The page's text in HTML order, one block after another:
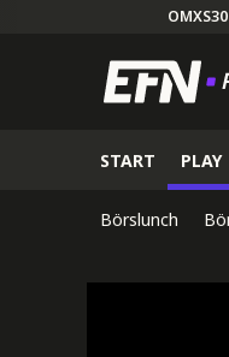
OMXS30
START PLAY
Börslunch